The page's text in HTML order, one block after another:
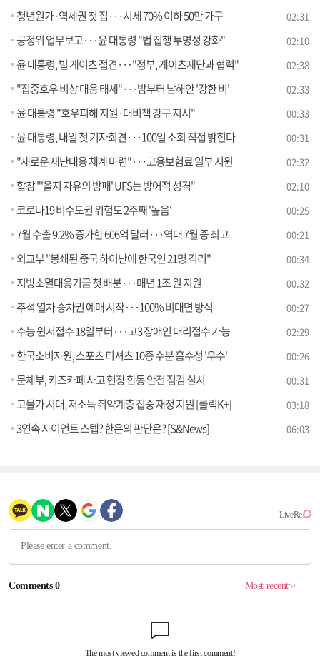
청년원가·역세권 첫 집···시세 70% 이하 50만 가구 02:31
공정위 업무보고···윤 대통령 "법 집행 투명성 강화" 02:10
윤 대통령, 빌 게이츠 접견···"정부, 게이츠재단과 협력" 02:38
"집중호우 비상 대응 태세"···밤부터 남해안 '강한 비' 02:33
윤 대통령 "호우피해 지원·대비책 강구 지시" 00:33
윤 대통령, 내일 첫 기자회견···100일 소회 직접 밝힌다 00:31
"새로운 재난대응 체계 마련"···고용보험료 일부 지원 02:32
합참 "'을지 자유의 방패' UFS는 방어적 성격" 02:10
코로나19 비수도권 위험도 2주째 '높음' 00:25
7월 수출 9.2% 증가한 606억 달러···역대 7월 중 최고 00:21
외교부 "봉쇄된 중국 하이난에 한국인 21명 격리" 00:34
지방소멸대응기금 첫 배분···매년 1조 원 지원 00:32
추석 열차 승차권 예매 시작···100% 비대면 방식 00:27
수능 원서접수 18일부터···고3 장애인 대리접수 가능 02:29
한국소비자원, 스포츠 티셔츠 10종 수분 흡수성 '우수' 00:26
문체부, 키즈카페 사고 현장 합동 안전 점검 실시 00:31
고물가 시대, 저소득 취약계층 집중 재정 지원 [클릭K+] 03:18
3연속 자이언트 스텝? 한은의 판단은? [S&News] 06:03